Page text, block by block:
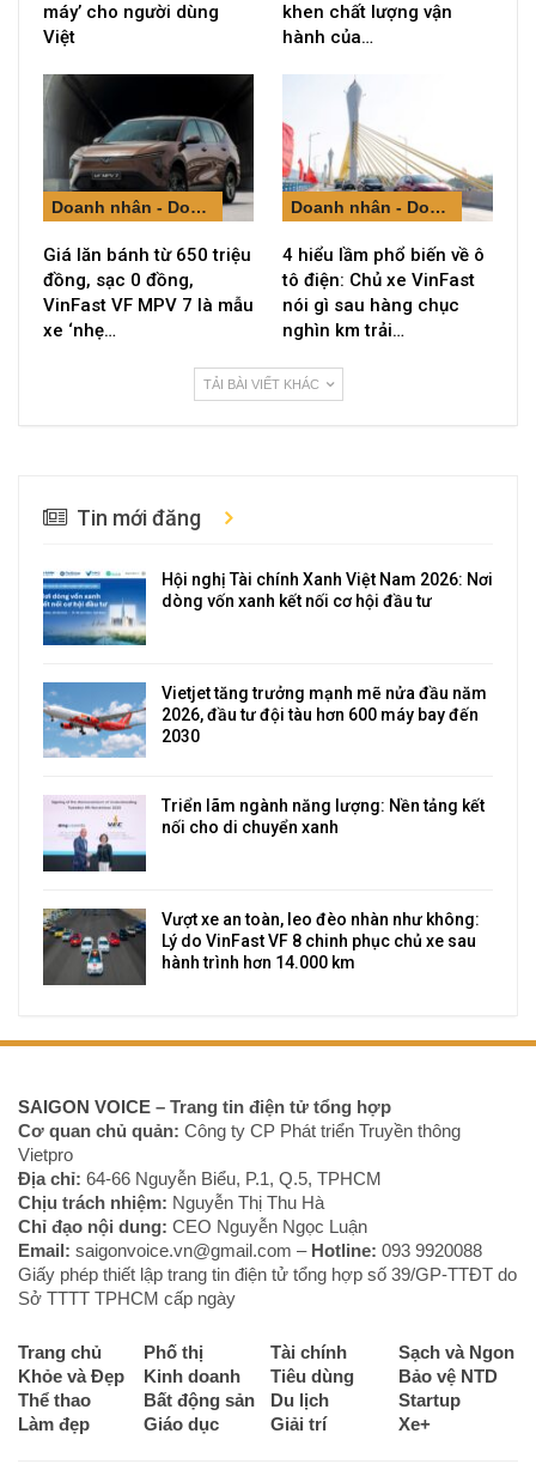
máy’ cho người dùng
Việt
khen chất lượng vận
hành của…
Doanh nhân - Doanh nghiệp
Giá lăn bánh từ 650 triệu
đồng, sạc 0 đồng,
VinFast VF MPV 7 là mẫu
xe ‘nhẹ…
Doanh nhân - Doanh nghiệp
4 hiểu lầm phổ biến về ô
tô điện: Chủ xe VinFast
nói gì sau hàng chục
nghìn km trải…
TẢI BÀI VIẾT KHÁC
Tin mới đăng
Hội nghị Tài chính Xanh Việt Nam 2026: Nơi
dòng vốn xanh kết nối cơ hội đầu tư
Vietjet tăng trưởng mạnh mẽ nửa đầu năm
2026, đầu tư đội tàu hơn 600 máy bay đến
2030
Triển lãm ngành năng lượng: Nền tảng kết
nối cho di chuyển xanh
Vượt xe an toàn, leo đèo nhàn như không:
Lý do VinFast VF 8 chinh phục chủ xe sau
hành trình hơn 14.000 km
SAIGON VOICE – Trang tin điện tử tổng hợp
Cơ quan chủ quản: Công ty CP Phát triển Truyền thông
Vietpro
Địa chỉ: 64-66 Nguyễn Biểu, P.1, Q.5, TPHCM
Chịu trách nhiệm: Nguyễn Thị Thu Hà
Chỉ đạo nội dung: CEO Nguyễn Ngọc Luận
Email: saigonvoice.vn@gmail.com – Hotline: 093 9920088‬
Giấy phép thiết lập trang tin điện tử tổng hợp số 39/GP-TTĐT do
Sở TTTT TPHCM cấp ngày
Trang chủ Phố thị Tài chính
Sạch và Ngon
Khỏe và Đẹp
Kinh doanh Tiêu dùng
Bảo vệ NTD
Thể thao
Bất động sản Du lịch
Startup
Làm đẹp
Giáo dục Giải trí Xe+